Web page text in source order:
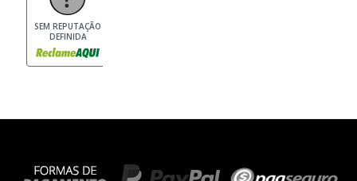
SEM REPUTAÇÃO
DEFINIDA